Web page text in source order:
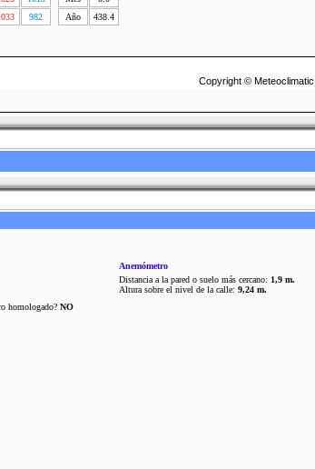
982 Año 438.4
Copyright © Meteoclimatic
homologado? NO
Anemómetro
Distancia a la pared o suelo más cercano: 1,9 m.
Altura sobre el nivel de la calle: 9,24 m.